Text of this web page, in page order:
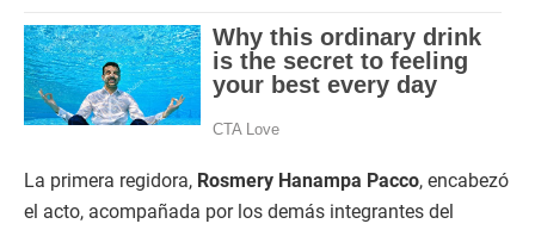
La primera regidora, Rosmery Hanampa Pacco, encabezó
el acto, acompañada por los demás integrantes del